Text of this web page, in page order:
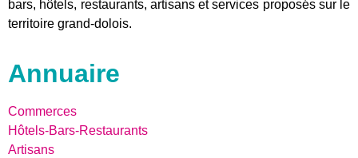
bars, hôtels, restaurants, artisans et services proposés sur le
territoire grand-dolois.
Annuaire
Commerces
Hôtels-Bars-Restaurants
Artisans